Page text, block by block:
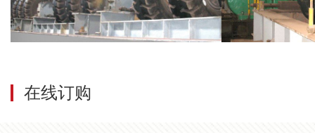
在线订购